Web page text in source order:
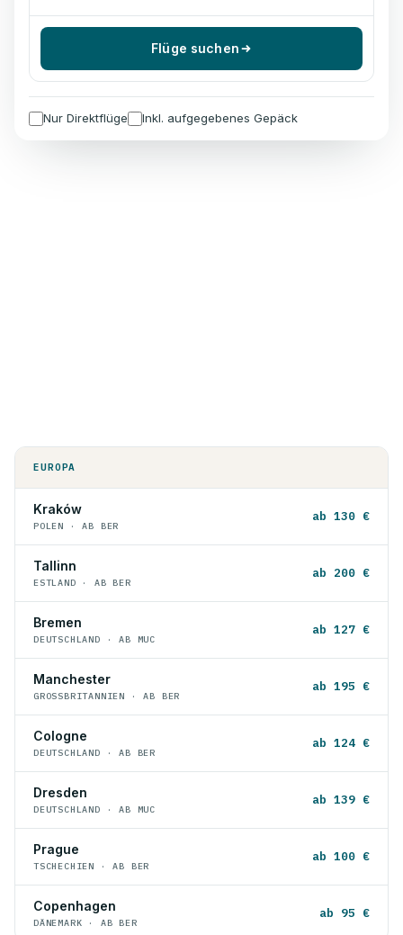
Flüge suchen
Nur Direktflüge Inkl. aufgegebenes Gepäck
EUROPA
Kraków
POLEN · AB BER
ab 130 €
Tallinn
ESTLAND · AB BER
ab 200 €
Bremen
DEUTSCHLAND · AB MUC
ab 127 €
Manchester
GROSSBRITANNIEN · AB BER
ab 195 €
Cologne
DEUTSCHLAND · AB BER
ab 124 €
Dresden
DEUTSCHLAND · AB MUC
ab 139 €
Prague
TSCHECHIEN · AB BER
ab 100 €
Copenhagen
DÄNEMARK · AB BER
ab 95 €